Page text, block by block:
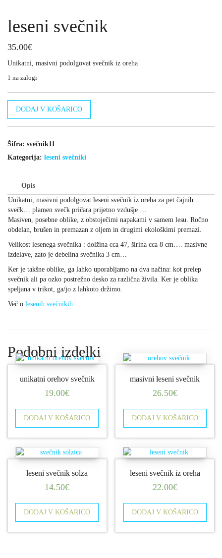
leseni svečnik
35.00€
Unikatni, masivni podolgovat svečnik iz oreha
1 na zalogi
DODAJ V KOŠARICO
Šifra: svečnik11
Kategorija: leseni svečniki
Opis
Unikatni, masivni podolgovat leseni svečnik iz oreha za pet čajnih
svečk… plamen svečk pričara prijetno vzdušje …
Masiven, posebne oblike, z obstoječimi napakami v samem lesu. Ročno
obdelan, brušen in premazan z oljem in drugimi ekološkimi premazi.
Velikost lesenega svečnika : dolžina cca 47, širina cca 8 cm…. masivne
izdelave, zato je debelina svečnika 3 cm…
Ker je takšne oblike, ga lahko uporabljamo na dva načina: kot prelep
svečnik ali pa ozko postrežno desko za različna živila. Ker je oblika
speljana v trikot, ga/jo z lahkoto držimo.
Več o lesenih svečnikih
Podobni izdelki
unikatni orehov svečnik
19.00€
DODAJ V KOŠARICO
masivni leseni svečnik
26.50€
DODAJ V KOŠARICO
leseni svečnik solza
14.50€
DODAJ V KOŠARICO
leseni svečnik iz oreha
22.00€
DODAJ V KOŠARICO